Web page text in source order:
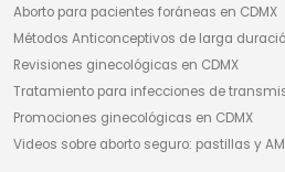
Aborto para pacientes foráneas en CDMX
Métodos Anticonceptivos de larga
Revisiones ginecológicas en CDMX
Tratamiento para infecciones de
Promociones ginecológicas en CDMX
Videos sobre aborto seguro: pastillas y